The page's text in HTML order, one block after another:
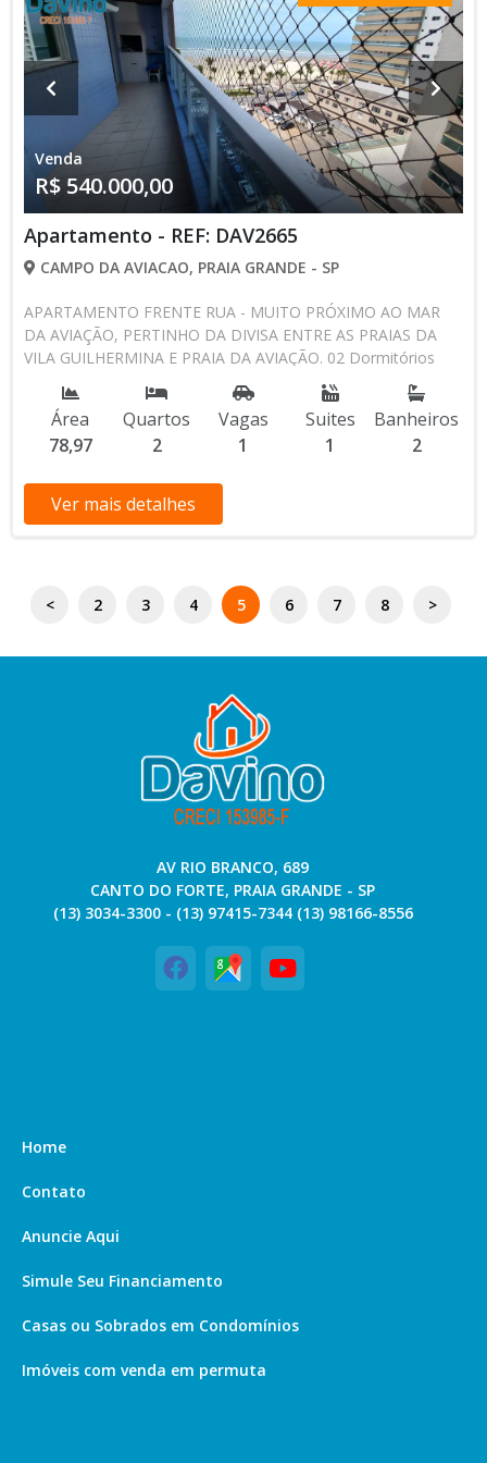
localização privilegiada em Praia Grande. Mais informações:
Luiza - 13 99128-6691 CRECI 313674-F #LU
Venda
R$ 540.000,00
Apartamento - REF: DAV2665
CAMPO DA AVIACAO, PRAIA GRANDE - SP
APARTAMENTO FRENTE RUA - MUITO PRÓXIMO AO MAR
DA AVIAÇÃO, PERTINHO DA DIVISA ENTRE AS PRAIAS DA
VILA GUILHERMINA E PRAIA DA AVIAÇÃO. 02 Dormitórios
com 01 Suíte 02 Banheiros social e suite 01 Sala com
integração a sacada gourmet, 01 Cozinha com Área De
Serviço 01 Vaga De Garagem Área Útil 78,97m² PRÉDIO :
Piscina Adulto Piscina Infantil Salão De Jogos Salão De Festas
Completo!!!!!! TAXAS MENSAIS: Condomínio: R$ 1.009,71 |
IPTU: R$ 368,78 CONDIÇÕES DE PAGAMENTOS: *À Vista
Da Cidade De Praia Grande Sp. Com Destaque Para O Recém
Inaugurado Tenda Atacadista, Concessionárias Renault,
Caixa Econômica Federal, Panificadoras, Lotérica, Academias,
Gasolina, Pousadas, Novos Quiosques Restaurante Pé Na
Areia. AGENDE SUA VISITA (13) 3034-3300 (13) 97415-7344
Área
78,97
Quartos
2
Vagas
1
Suites
1
Banheiros
2
Ver mais detalhes
< 2 3 4 5 6 7 8 >
AV RIO BRANCO, 689
CANTO DO FORTE, PRAIA GRANDE - SP
(13) 3034-3300 - (13) 97415-7344 (13) 98166-8556
Home
Contato
Anuncie Aqui
Simule Seu Financiamento
Casas ou Sobrados em Condomínios
Imóveis com venda em permuta